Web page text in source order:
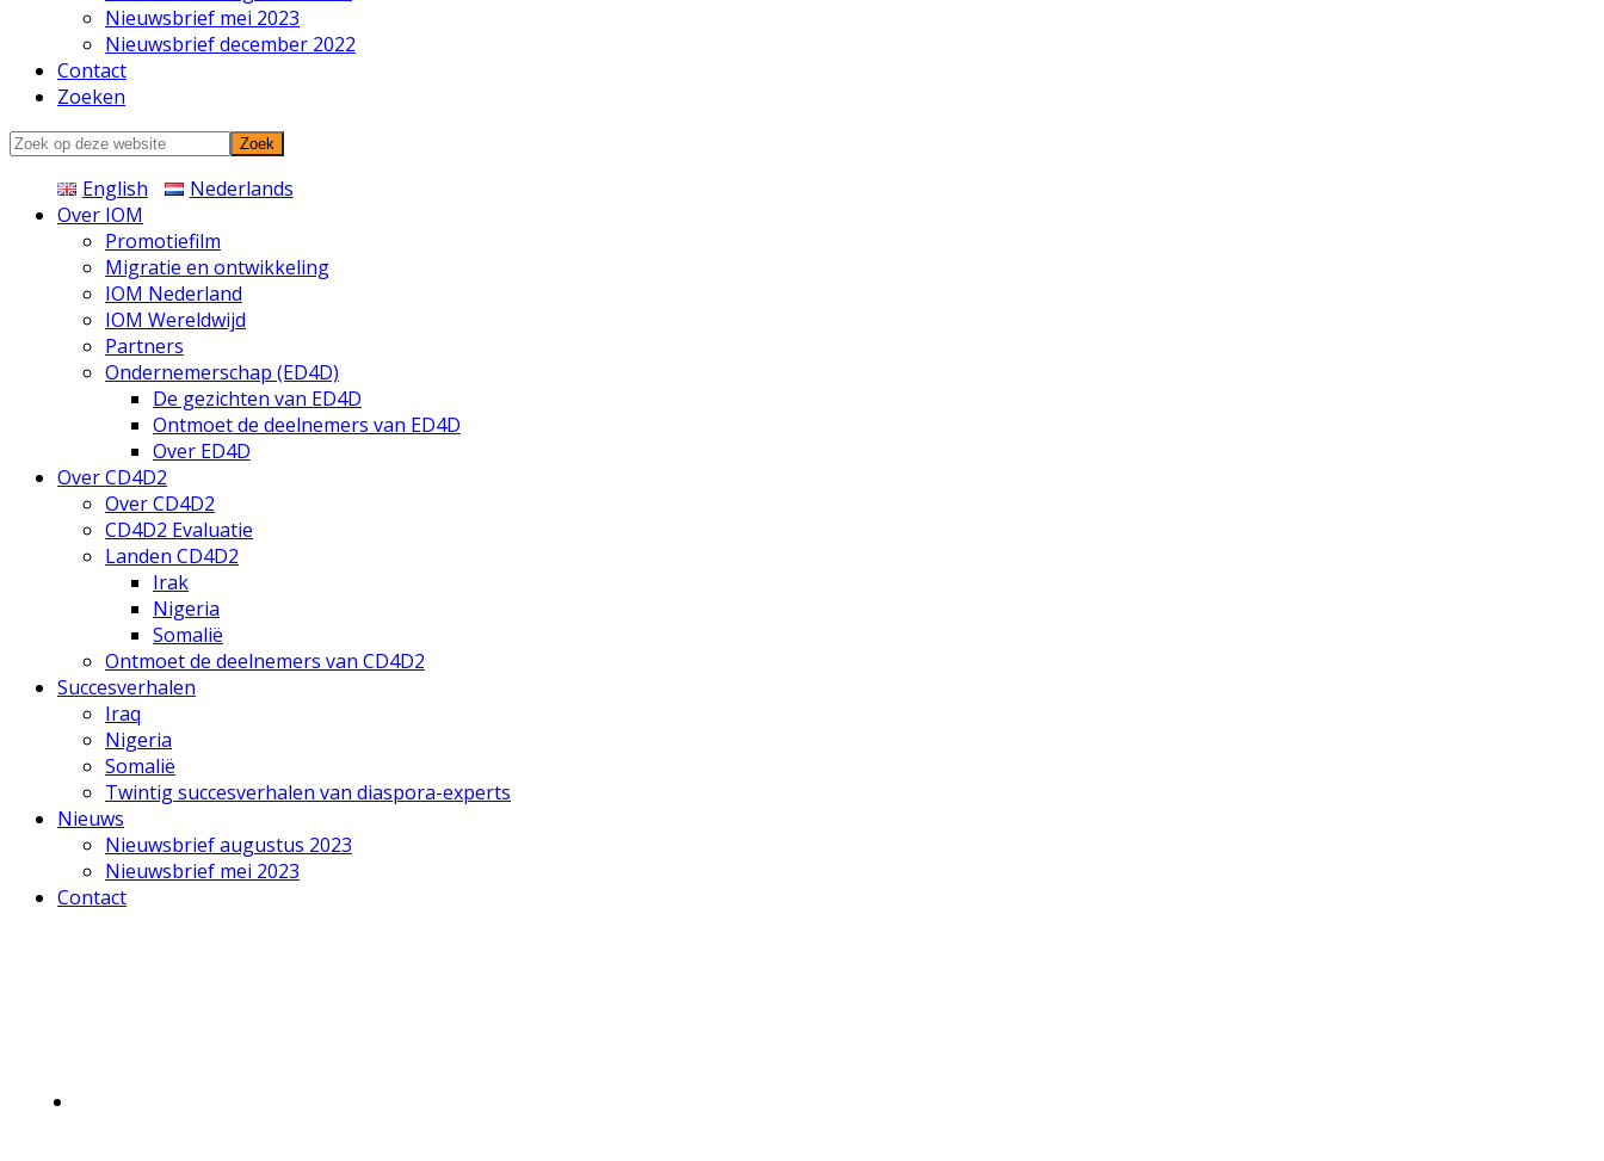
Nieuwsbrief mei 2023
Nieuwsbrief december 2022
Contact
Zoeken
Zoek
website
English
Nederlands
Over IOM
Promotiefilm
Migratie en ontwikkeling
IOM Nederland
IOM Wereldwijd
Partners
Ondernemerschap (ED4D)
De gezichten van ED4D
Ontmoet de deelnemers van ED4D
Over ED4D
Over CD4D2
Over CD4D2
CD4D2 Evaluatie
Landen CD4D2
Irak
Nigeria
Somalië
Ontmoet de deelnemers van CD4D2
Succesverhalen
Iraq
Nigeria
Somalië
Twintig succesverhalen van diaspora-experts
Nieuws
Nieuwsbrief augustus 2023
Nieuwsbrief mei 2023
Contact